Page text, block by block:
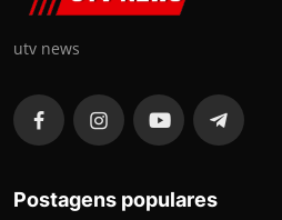
utv news
Postagens populares